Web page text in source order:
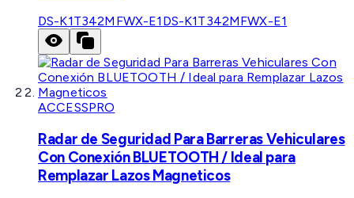
DS-K1T342MFWX-E1 DS-K1T342MFWX-E1
ACCESSPRO
Radar de Seguridad Para Barreras Vehiculares
Con Conexión BLUETOOTH / Ideal para
Remplazar Lazos Magneticos